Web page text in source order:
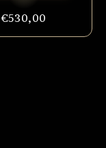
€530,00